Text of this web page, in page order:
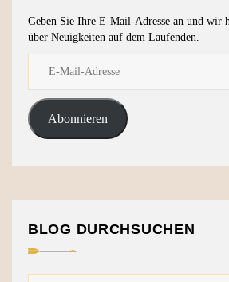
Geben Sie Ihre E-Mail-Adresse an und wir
über Neuigkeiten auf dem Laufenden.
Abonnieren
BLOG DURCHSUCHEN